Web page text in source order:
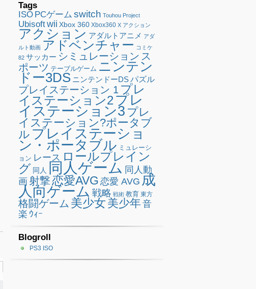
Tags
ISO PCゲーム switch Touhou Project
Ubisoftwii Xbox 360 Xbox360 X アクション
アクション アダルトアニメ アダ
ルト動画 アドベンチャー コミケ
82 サッカー シミュレーション ス
ポーツ テーブルゲーム ニンテン
ドー3DS ニンテンドーDSパズル
プレイステーション 1 プレ
イステーション2プレ
イステーション3 プレ
イステーション?ポータブ
ル プレイステーショ
ン・ポータブル ミュレーシ
ョン レース ロールプレイン
グ 同人 同人ゲーム 同人動
画射撃恋愛AVG 恋愛 AVG 成
人向ゲーム 戦略 戦術 教育 東方
格闘ゲーム 美少女 美少年音
楽 ｳｨｰ
Blogroll
PS3 ISO